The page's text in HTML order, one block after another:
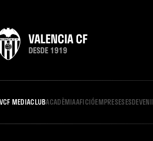
VCF MEDIACLUBACADÈMIAAFICIÓEMPRESES